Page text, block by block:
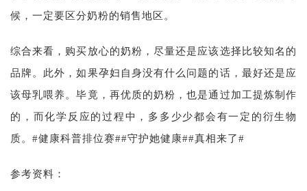
候，一定要区分奶粉的销售地区。
综合来看，购买放心的奶粉，尽量还是应该选择比较知名的
品牌。此外，如果孕妇自身没有什么问题的话，最好还是应
该母乳喂养。毕竟，再优质的奶粉，也是通过加工提炼制作
的，而化学反应的过程中，多多少少都会有一定的衍生物
质。#健康科普排位赛##守护她健康##真相来了#
参考资料：